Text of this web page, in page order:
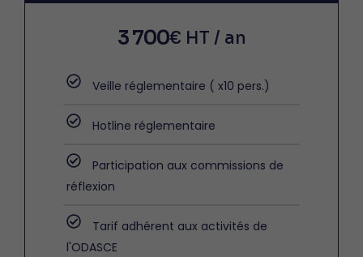
3 700€ HT / an
Veille réglementaire ( x10 pers.)
Hotline réglementaire
Participation aux commissions de
réflexion
Tarif adhérent aux activités de
l'ODASCE